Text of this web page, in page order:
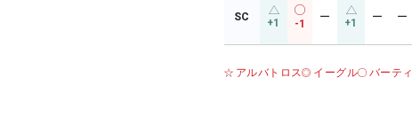
SC +1 -1
ー +1 ー ー
アルバトロス イーグル バーティ